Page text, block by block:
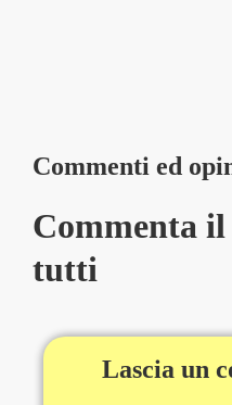
Commenti ed
Commenta
tutti
Lascia un